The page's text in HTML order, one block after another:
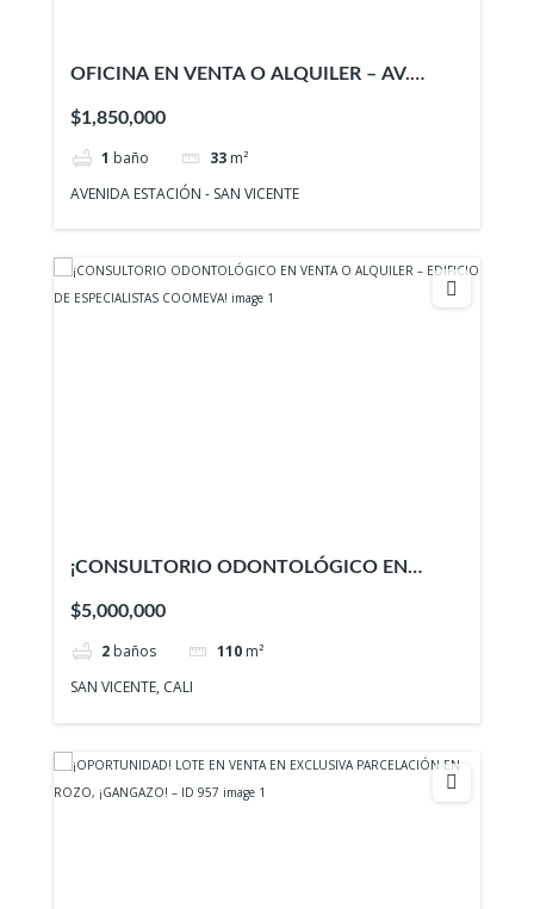
OFICINA EN VENTA O ALQUILER – AV.
$1,850,000
1 baño 33 m²
AVENIDA ESTACIÓN - SAN VICENTE
¡CONSULTORIO ODONTOLÓGICO EN
ESPECIALISTAS COOMEVA!
$5,000,000
2 baños 110 m²
SAN VICENTE, CALI